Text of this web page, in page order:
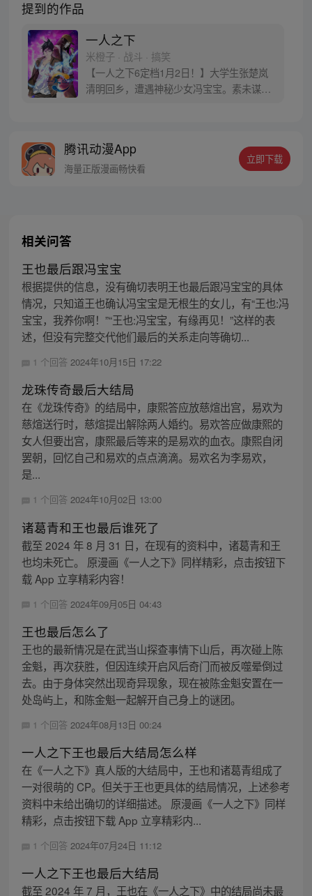
提到的作品
一人之下
米橙子 · 战斗 · 搞笑
【一人之下6定档1月2日！】大学生张楚岚
清明回乡，遭遇神秘少女冯宝宝。素未谋面
密，张楚岚的生活被彻底颠覆，与冯宝宝一
同踏上“异人”之旅。
腾讯动漫App
海量正版漫画畅快看
立即下载
相关问答
王也最后跟冯宝宝
根据提供的信息，没有确切表明王也最后跟冯宝宝的具体
情况，只知道王也确认冯宝宝是无根生的女儿，有“王也:冯
宝宝，我养你啊！”“王也:冯宝宝，有缘再见！”这样的表
述，但没有完整交代他们最后的关系走向等确切...
1 个回答 2024年10月15日 17:22
龙珠传奇最后大结局
在《龙珠传奇》的结局中，康熙答应放慈煊出宫，易欢为
慈煊送行时，慈煊提出解除两人婚约。易欢答应做康熙的
女人但要出宫，康熙最后等来的是易欢的血衣。康熙自闭
罢朝，回忆自己和易欢的点点滴滴。易欢名为李易欢，
是...
1 个回答 2024年10月02日 13:00
诸葛青和王也最后谁死了
截至 2024 年 8 月 31 日，在现有的资料中，诸葛青和王
也均未死亡。 原漫画《一人之下》同样精彩，点击按钮下
载 App 立享精彩内容！
1 个回答 2024年09月05日 04:43
王也最后怎么了
王也的最新情况是在武当山探查事情下山后，再次碰上陈
金魁，再次获胜，但因连续开启风后奇门而被反噬晕倒过
去。由于身体突然出现奇异现象，现在被陈金魁安置在一
处岛屿上，和陈金魁一起解开自己身上的谜团。
1 个回答 2024年08月13日 00:24
一人之下王也最后大结局怎么样
在《一人之下》真人版的大结局中，王也和诸葛青组成了
一对很萌的 CP。但关于王也更具体的结局情况，上述参考
资料中未给出确切的详细描述。 原漫画《一人之下》同样
精彩，点击按钮下载 App 立享精彩内...
1 个回答 2024年07月24日 11:12
一人之下王也最后大结局
截至 2024 年 7 月，王也在《一人之下》中的结局尚未最